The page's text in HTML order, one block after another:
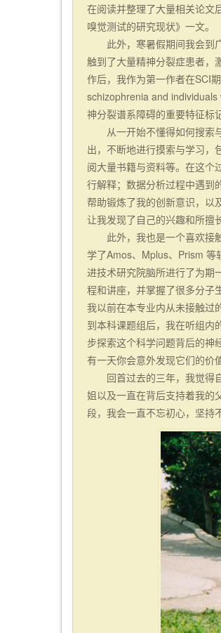
在阅读并整理了大量相关论文
嗅觉测试的研究现状》一文。
此外，寒暑假期间我会到
触到了大量精神分裂症患者，
作后，我作为第一作者在SCI
schizophrenia and
神分裂谱系障碍的重要特征标
从一开始不懂得如何搜索
出，不断地进行摸索与学习，
阅大量书籍与资料等。在这个
行解释；数据分析过程中遇
帮助锻炼了我的创新意识，以
让我发现了自己的兴趣和所擅
此外，我也是一个喜欢接
学了Amos、Mplus、Prism 等
进技术研究院脑所进行了为期
程和讲座，并掌握了很多分子
我以前在本专业内从未接触过
到本科课题组后，我在听组内
步探索这个科学问题背后的神
有一天你会意外发现它们的价
回首过去的三年，我觉得
姐以及一直在背后支持着我的
段，我会一直不忘初心，坚持